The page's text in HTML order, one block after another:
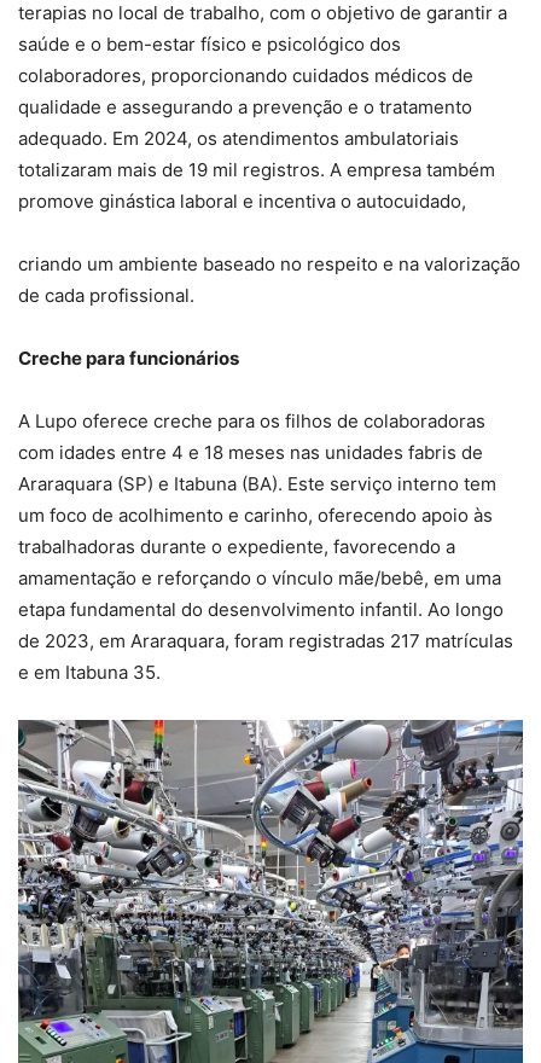
terapias no local de trabalho, com o objetivo de garantir a
saúde e o bem-estar físico e psicológico dos
colaboradores, proporcionando cuidados médicos de
qualidade e assegurando a prevenção e o tratamento
adequado. Em 2024, os atendimentos ambulatoriais
totalizaram mais de 19 mil registros. A empresa também
promove ginástica laboral e incentiva o autocuidado,
criando um ambiente baseado no respeito e na valorização
de cada profissional.
Creche para funcionários
A Lupo oferece creche para os filhos de colaboradoras
com idades entre 4 e 18 meses nas unidades fabris de
Araraquara (SP) e Itabuna (BA). Este serviço interno tem
um foco de acolhimento e carinho, oferecendo apoio às
trabalhadoras durante o expediente, favorecendo a
amamentação e reforçando o vínculo mãe/bebê, em uma
etapa fundamental do desenvolvimento infantil. Ao longo
de 2023, em Araraquara, foram registradas 217 matrículas
e em Itabuna 35.